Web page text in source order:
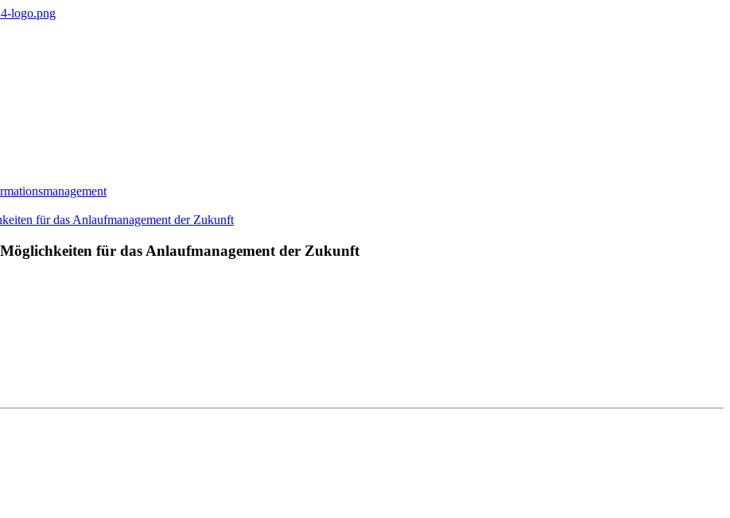
für das Anlaufmanagement der Zukunft